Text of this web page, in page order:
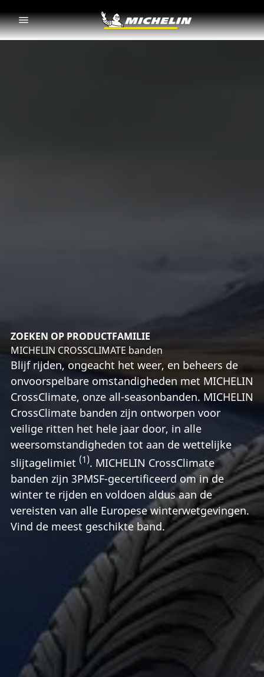
ZOEKEN OP PRODUCTFAMILIE
MICHELIN CROSSCLIMATE banden
Blijf rijden, ongeacht het weer, en beheers de
onvoorspelbare omstandigheden met MICHELIN
CrossClimate, onze all-seasonbanden. MICHELIN
CrossClimate banden zijn ontworpen voor
veilige ritten het hele jaar door, in alle
weersomstandigheden tot aan de wettelijke
slijtagelimiet (1). MICHELIN CrossClimate
banden zijn 3PMSF-gecertificeerd om in de
winter te rijden en voldoen aldus aan de
vereisten van alle Europese winterwetgevingen.
Vind de meest geschikte band.